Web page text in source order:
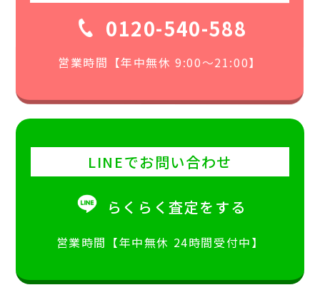
0120-540-588
営業時間【年中無休 9:00〜21:00】
LINEでお問い合わせ
らくらく査定をする
営業時間【年中無休 24時間受付中】